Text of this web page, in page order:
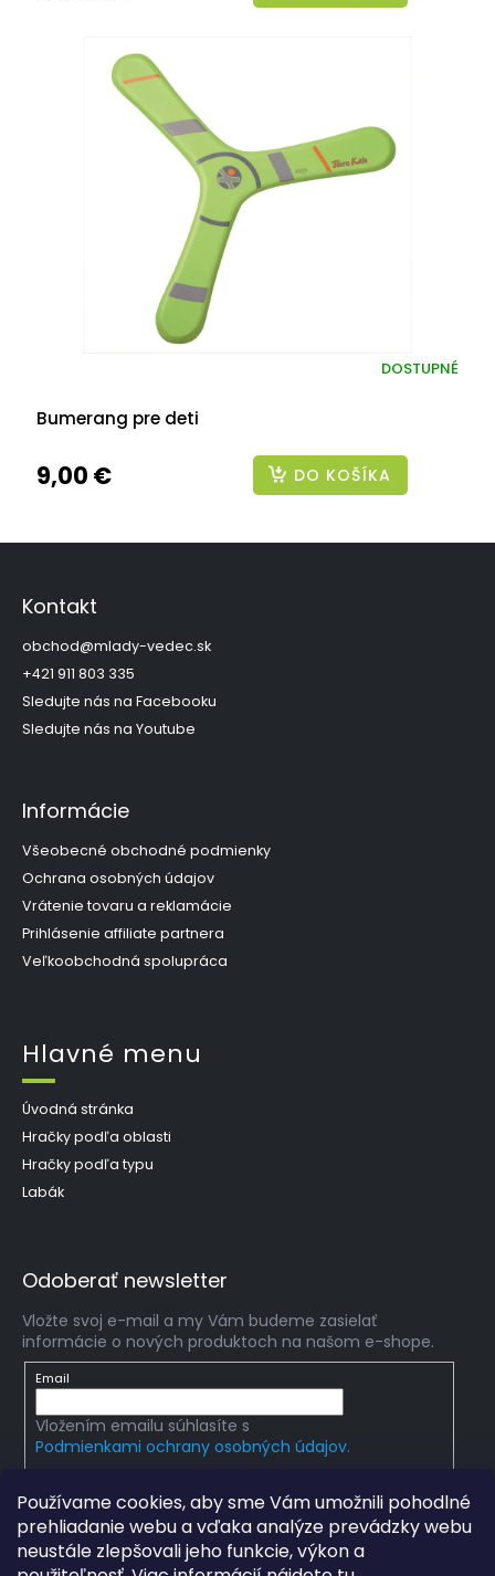
Používame cookies, aby sme Vám umožnili pohodlné
prehliadanie webu a vďaka analýze prevádzky webu
neustále zlepšovali jeho funkcie, výkon a
Bumerang pre deti
DOSTUPNÉ
9,00 € DO KOŠÍKA
Z
Kontakt
obchod@mlady-vedec.sk
+421 911 803 335
Sledujte nás na Facebooku
Sledujte nás na Youtube
Informácie
Všeobecné obchodné podmienky
Ochrana osobných údajov
Vrátenie tovaru a reklamácie
Prihlásenie affiliate partnera
Veľkoobchodná spolupráca
Hlavné menu
Úvodná stránka
Hračky podľa oblasti
Hračky podľa typu
Labák
Odoberať newsletter
Vložte svoj e-mail a my Vám budeme zasielať
informácie o nových produktoch na našom e-shope.
Email
Vložením emailu súhlasíte s
Podmienkami ochrany osobných údajov.